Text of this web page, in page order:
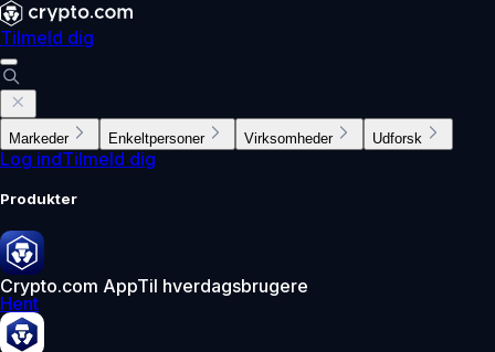
Tilmeld dig
Markeder Enkeltpersoner Virksomheder Udforsk
Log indTilmeld dig
Produkter
Crypto.com AppTil hverdagsbrugere
Hent